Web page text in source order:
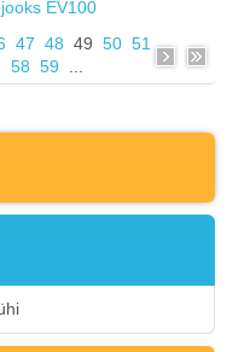
47 48 49 50 51
58 59